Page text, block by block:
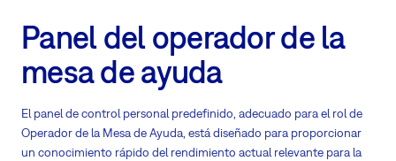
Panel del operador de la
mesa de ayuda
El panel de control personal predefinido, adecuado para el rol de
Operador de la Mesa de Ayuda, está diseñado para proporcionar
un conocimiento rápido del rendimiento actual relevante para la